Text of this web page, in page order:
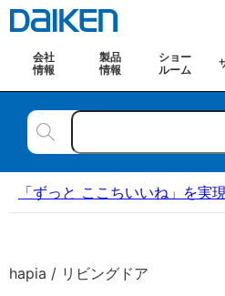
会社
情報
製品
情報
ショー
ルーム
「ずっと ここちいいね」を
hapia / リビングドア